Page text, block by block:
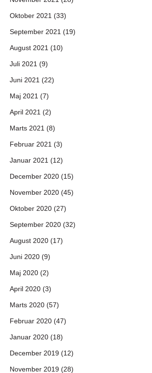
Oktober 2021 (33)
September 2021 (19)
August 2021 (10)
Juli 2021 (9)
Juni 2021 (22)
Maj 2021 (7)
April 2021 (2)
Marts 2021 (8)
Februar 2021 (3)
Januar 2021 (12)
December 2020 (15)
November 2020 (45)
Oktober 2020 (27)
September 2020 (32)
August 2020 (17)
Juni 2020 (9)
Maj 2020 (2)
April 2020 (3)
Marts 2020 (57)
Februar 2020 (47)
Januar 2020 (18)
December 2019 (12)
November 2019 (28)